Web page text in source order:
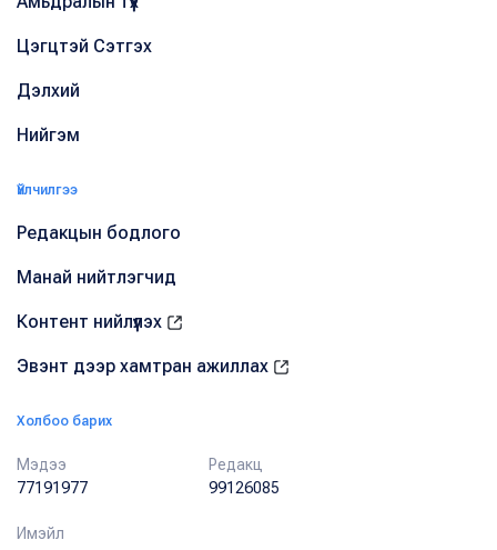
Цэгцтэй Сэтгэх
Дэлхий
Нийгэм
Үйлчилгээ
Редакцын бодлого
Манай нийтлэгчид
Контент нийлүүлэх
Эвэнт дээр хамтран ажиллах
Холбоо барих
Мэдээ
77191977
Редакц
99126085
Имэйл